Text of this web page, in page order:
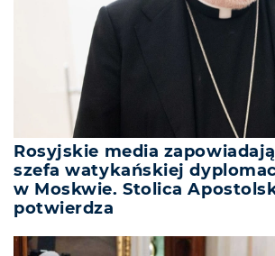
Rosyjskie media
szefa watykańskiej
w Moskwie. Stolica
potwierdza